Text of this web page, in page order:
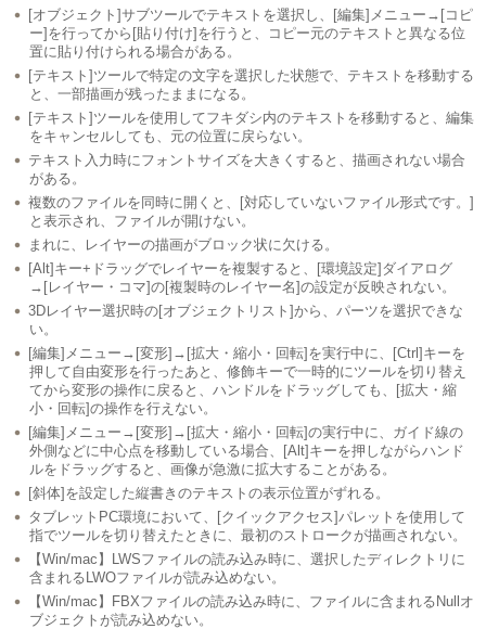
[オブジェクト]サブツールでテキストを選択し、[編集]メニュー→[コピ
ー]を行ってから[貼り付け]を行うと、コピー元のテキストと異なる位
置に貼り付けられる場合がある。
[テキスト]ツールで特定の文字を選択した状態で、テキストを移動する
と、一部描画が残ったままになる。
[テキスト]ツールを使用してフキダシ内のテキストを移動すると、編集
をキャンセルしても、元の位置に戻らない。
テキスト入力時にフォントサイズを大きくすると、描画されない場合
がある。
複数のファイルを同時に開くと、[対応していないファイル形式です。]
と表示され、ファイルが開けない。
まれに、レイヤーの描画がブロック状に欠ける。
[Alt]キー+ドラッグでレイヤーを複製すると、[環境設定]ダイアログ
→[レイヤー・コマ]の[複製時のレイヤー名]の設定が反映されない。
3Dレイヤー選択時の[オブジェクトリスト]から、パーツを選択できな
い。
[編集]メニュー→[変形]→[拡大・縮小・回転]を実行中に、[Ctrl]キーを
押して自由変形を行ったあと、修飾キーで一時的にツールを切り替え
てから変形の操作に戻ると、ハンドルをドラッグしても、[拡大・縮
小・回転]の操作を行えない。
[編集]メニュー→[変形]→[拡大・縮小・回転]の実行中に、ガイド線の
外側などに中心点を移動している場合、[Alt]キーを押しながらハンド
ルをドラッグすると、画像が急激に拡大することがある。
[斜体]を設定した縦書きのテキストの表示位置がずれる。
タブレットPC環境において、[クイックアクセス]パレットを使用して
指でツールを切り替えたときに、最初のストロークが描画されない。
【Win/mac】LWSファイルの読み込み時に、選択したディレクトリに
含まれるLWOファイルが読み込めない。
【Win/mac】FBXファイルの読み込み時に、ファイルに含まれるNullオ
ブジェクトが読み込めない。